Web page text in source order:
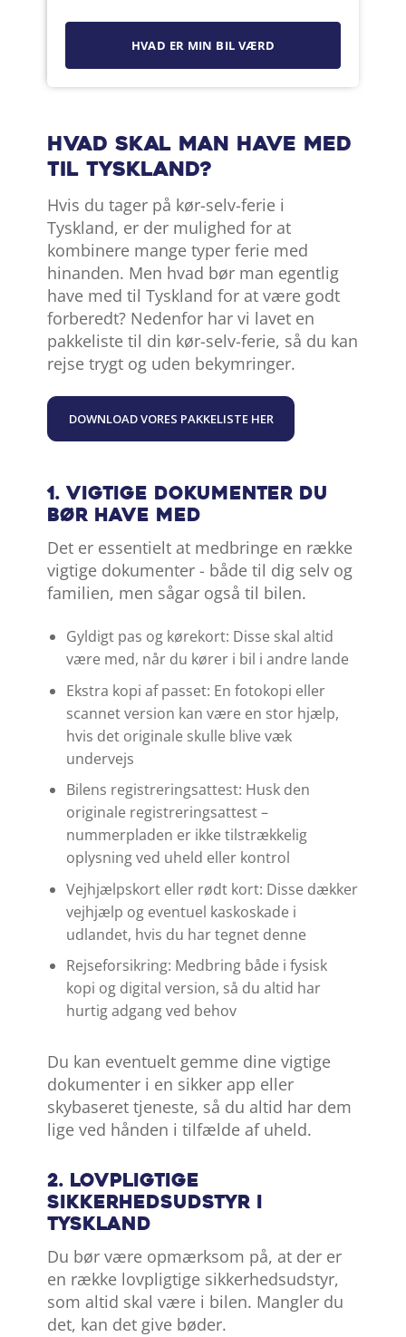
Hvad skal man have med
til Tyskland?
Hvis du tager på kør-selv-ferie i
Tyskland, er der mulighed for at
kombinere mange typer ferie med
hinanden. Men hvad bør man egentlig
have med til Tyskland for at være godt
forberedt? Nedenfor har vi lavet en
pakkeliste til din kør-selv-ferie, så du kan
rejse trygt og uden bekymringer.
DOWNLOAD VORES PAKKELISTE HER
1. Vigtige dokumenter du
bør have med
Det er essentielt at medbringe en række
vigtige dokumenter - både til dig selv og
familien, men sågar også til bilen.
Gyldigt pas og kørekort: Disse skal altid
være med, når du kører i bil i andre lande
Ekstra kopi af passet: En fotokopi eller
scannet version kan være en stor hjælp,
hvis det originale skulle blive væk
undervejs
Bilens registreringsattest: Husk den
originale registreringsattest –
nummerpladen er ikke tilstrækkelig
oplysning ved uheld eller kontrol
Vejhjælpskort eller rødt kort: Disse dækker
vejhjælp og eventuel kaskoskade i
udlandet, hvis du har tegnet denne
Rejseforsikring: Medbring både i fysisk
kopi og digital version, så du altid har
hurtig adgang ved behov
Du kan eventuelt gemme dine vigtige
dokumenter i en sikker app eller
skybaseret tjeneste, så du altid har dem
lige ved hånden i tilfælde af uheld.
2. Lovpligtige
sikkerhedsudstyr i
Tyskland
Du bør være opmærksom på, at der er
en række lovpligtige sikkerhedsudstyr,
som altid skal være i bilen. Mangler du
det, kan det give bøder.